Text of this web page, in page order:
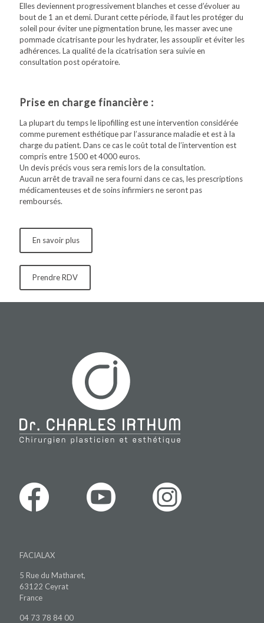
Elles deviennent progressivement blanches et cesse d’évoluer au
bout de 1 an et demi. Durant cette période, il faut les protéger du
soleil pour éviter une pigmentation brune, les masser avec une
pommade cicatrisante pour les hydrater, les assouplir et éviter les
adhérences. La qualité de la cicatrisation sera suivie en
consultation post opératoire.
Prise en charge financière :
La plupart du temps le lipofilling est une intervention considérée
comme purement esthétique par l’assurance maladie et est à la
charge du patient. Dans ce cas le coût total de l’intervention est
compris entre 1500 et 4000 euros.
Un devis précis vous sera remis lors de la consultation.
Aucun arrêt de travail ne sera fourni dans ce cas, les prescriptions
médicamenteuses et de soins infirmiers ne seront pas
remboursés.
En savoir plus
Prendre RDV
FACIALAX
5 Rue du Matharet,
63122 Ceyrat
France
04 73 78 84 00